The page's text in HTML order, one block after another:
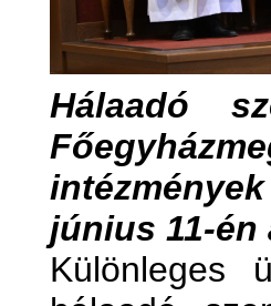
Hálaadó
június 11-én
Különleges